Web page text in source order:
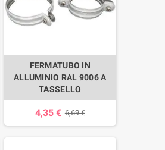
FERMATUBO IN
ALLUMINIO RAL 9006 A
TASSELLO
4,35 € 6,69 €